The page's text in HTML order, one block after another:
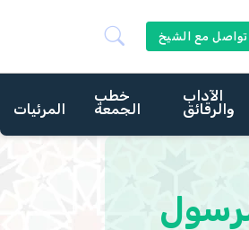
تواصل مع الشيخ
الآداب
والرقائق
خطب
الجمعة المرئيات